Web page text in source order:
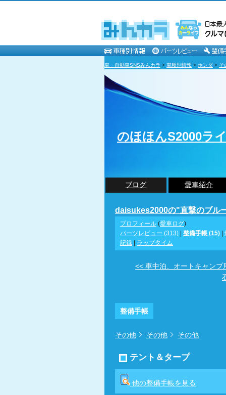
車・自動車SNSみんカラ > 車種別情報 > ホンダ > そ
のほほんS2000ラ
ブログ 愛車紹介
daisukes2000の"直撃のブル
プロフィール (愛車ログ)
パーツレビュー (313)
整備手帳 (15)
記録
ラップタイム
<< 車中泊、オートキャンプ
整備手帳
その他 その他 その他
テント＆タープ
他の整備手帳を見る